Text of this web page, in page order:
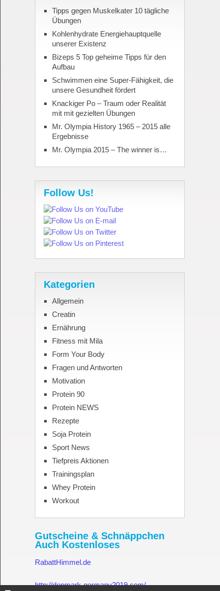
Tipps gegen Muskelkater 10 tägliche
Übungen
Kohlenhydrate Energiehauptquelle
unserer Existenz
Bizeps 5 Top geheime Tipps für den
Aufbau
Schwimmen eine Super-Fähigkeit, die
unsere Gesundheit fördert
Knackiger Po – Traum oder Realität
mit mit gezielten Übungen
Mr. Olympia History 1965 – 2015 alle
Ergebnisse
Mr. Olympia 2015 – The winner is…
Follow Us!
Kategorien
Allgemein
Creatin
Ernährung
Fitness mit Mila
Form Your Body
Fragen und Antworten
Motivation
Protein 90
Protein NEWS
Rezepte
Soja Protein
Sport News
Tiefpreis Aktionen
Trainingsplan
Whey Protein
Workout
Gutscheine & Schnäppchen
Auch Kostenloses
RabattHimmel.de
http://denmark-germany2019.com/